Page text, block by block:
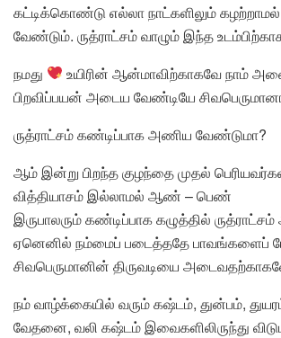
கட்டிக்கொண்டு எல்லா நாட்களிலும்
வேண்டும். ருத்ராட்சம் வாழும் இந்த
நமது
உயிரின் ஆன்மாவிற்காகவே நாம்
பிறவிப்பயன் அடைய வேண்டியே
ருத்ராட்சம் கண்டிப்பாக அணிய வேண்டுமா?
ஆம் இன்று பிறந்த குழந்தை முதல்
வித்தியாசம் இல்லாமல் ஆண் – பெண்
இருபாலரும் கண்டிப்பாக கழுத்தில்
ஏனெனில் நம்மைப் படைத்ததே பாவங்களைப்
சிவபெருமானின் திருவடியை
நம் வாழ்க்கையில் வரும் கஷ்டம், துன்பம்,
வேதனை, வலி கஷ்டம் இவைகளிலிருந்து